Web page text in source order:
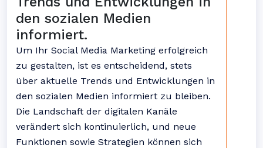
den sozialen Medien
informiert.
Um Ihr Social Media Marketing erfolgreich
zu gestalten, ist es entscheidend, stets
über aktuelle Trends und Entwicklungen in
den sozialen Medien informiert zu bleiben.
Die Landschaft der digitalen Kanäle
verändert sich kontinuierlich, und neue
Funktionen sowie Strategien können sich